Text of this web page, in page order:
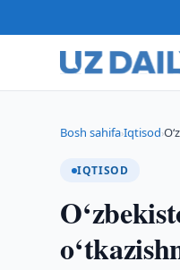
Bosh sahifa›Iqtisod›
IQTISOD